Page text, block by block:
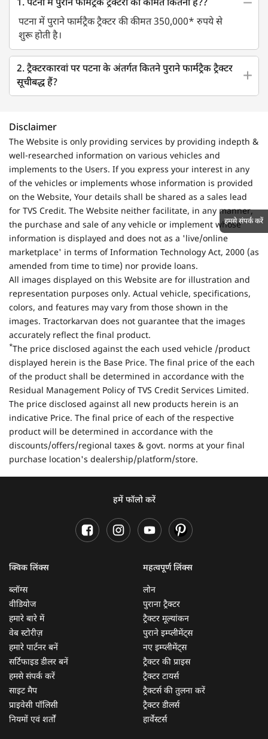
1. पटना में पुराने फार्मट्रैक ट्रैक्टरों की कीमत कितनी है??
पटना में पुराने फार्मट्रैक ट्रैक्टर की कीमत 350,000* रुपये से
शुरू होती है।
2. ट्रैक्टरकारवां पर पटना के अंतर्गत कितने पुराने फार्मट्रैक ट्रैक्टर
सूचीबद्ध हैं?
Disclaimer
The Website is only providing services by providing indepth &
well-researched information on various vehicles and
implements to the Users. If you express your interest in any
of the vehicles or implements whose information is provided
on the Website, Your details shall be shared as a sales lead
for TVS Credit. The Website neither facilitate, in any manner,
the purchase and sale of any vehicle or implement whose
information is displayed and does not as a 'live/online
marketplace' in terms of Information Technology Act, 2000 (as
amended from time to time) nor provide loans.
All images displayed on this Website are for illustration and
representation purposes only. Actual vehicle, specifications,
colors, and features may vary from those shown in the
images. Tractorkarvan does not guarantee that the images
accurately reflect the final product.
*The price disclosed against the each used vehicle /product
displayed herein is the Base Price. The final price of the each
of the product shall be determined in accordance with the
Residual Management Policy of TVS Credit Services Limited.
The price disclosed against all new products herein is an
indicative Price. The final price of each of the respective
product will be determined in accordance with the
discounts/offers/regional taxes & govt. norms at your final
purchase location's dealership/platform/store.
हमें फॉलो करें
क्विक लिंक्स
ब्लॉग्स
वीडियोज
हमारे बारे में
वेब स्टोरीज़
हमारे पार्टनर बनें
सर्टिफाइड डीलर बनें
हमसे संपर्क करें
साइट मैप
प्राइवेसी पॉलिसी
नियमों एवं शर्तों
महत्वपूर्ण लिंक्स
लोन
पुराना ट्रैक्टर
ट्रैक्टर मूल्यांकन
पुराने इम्प्लीमेंट्स
नए इम्प्लीमेंट्स
ट्रैक्टर की प्राइस
ट्रैक्टर टायर्स
ट्रैक्टर्स की तुलना करें
ट्रैक्टर डीलर्स
हार्वेस्टर्स
हमसे संपर्क करें